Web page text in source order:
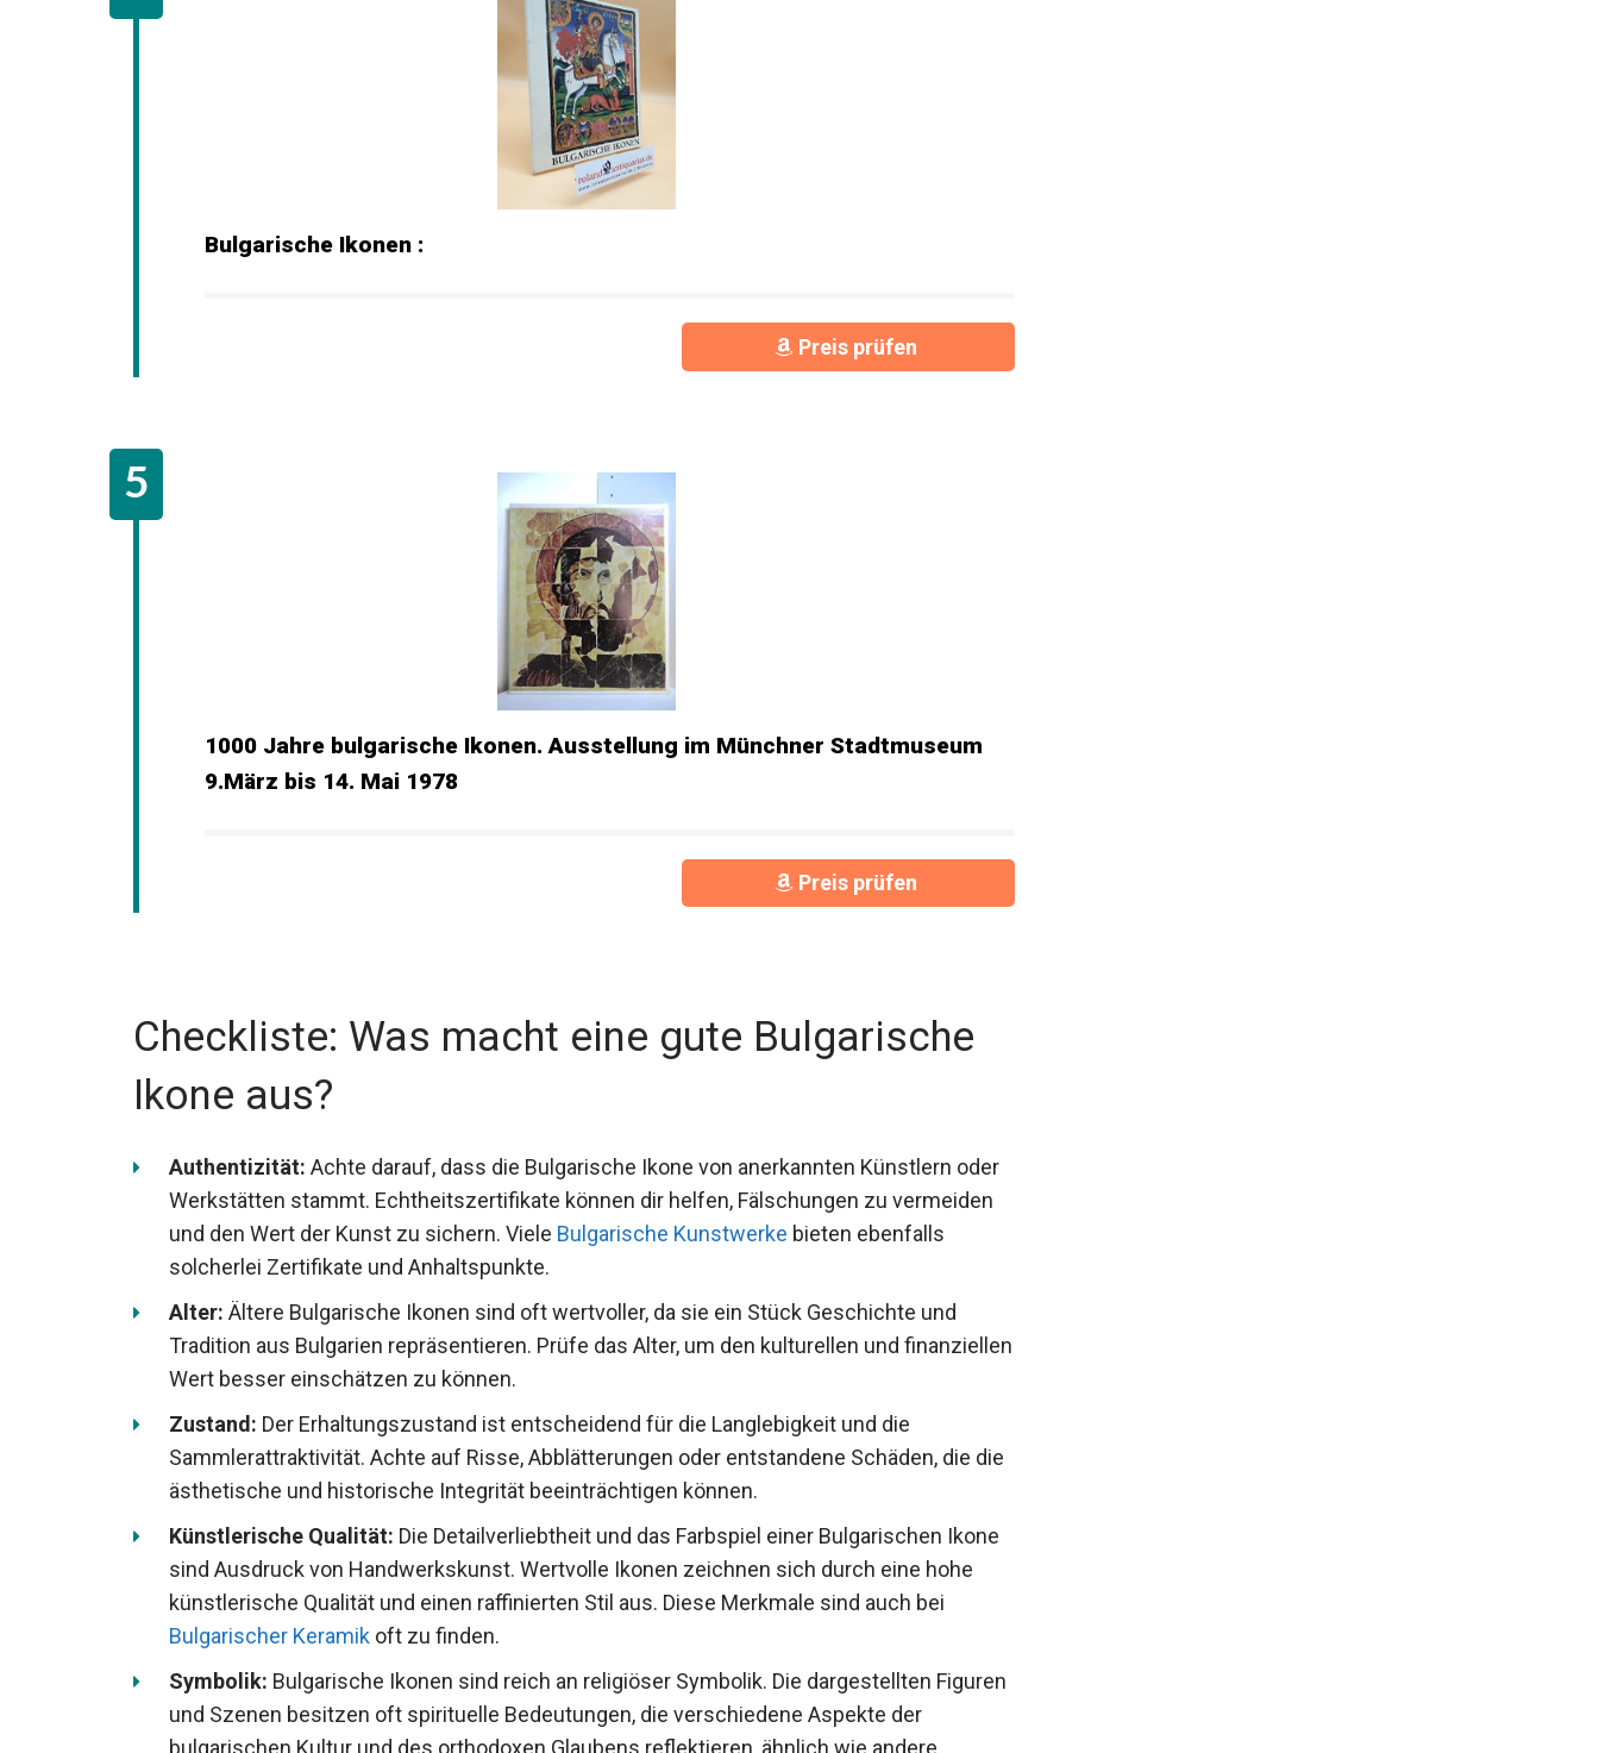
Bulgarische Ikonen :
Preis prüfen
1000 Jahre bulgarische Ikonen. Ausstellung im Münchner Stadtmuseum
9.März bis 14. Mai 1978
Preis prüfen
Checkliste: Was macht eine gute Bulgarische
Ikone aus?
Authentizität: Achte darauf, dass die Bulgarische Ikone von anerkannten Künstlern oder
Werkstätten stammt. Echtheitszertifikate können dir helfen, Fälschungen zu vermeiden
und den Wert der Kunst zu sichern. Viele Bulgarische Kunstwerke bieten ebenfalls
solcherlei Zertifikate und Anhaltspunkte.
Alter: Ältere Bulgarische Ikonen sind oft wertvoller, da sie ein Stück Geschichte und
Tradition aus Bulgarien repräsentieren. Prüfe das Alter, um den kulturellen und finanziellen
Wert besser einschätzen zu können.
Zustand: Der Erhaltungszustand ist entscheidend für die Langlebigkeit und die
Sammlerattraktivität. Achte auf Risse, Abblätterungen oder entstandene Schäden, die die
ästhetische und historische Integrität beeinträchtigen können.
Künstlerische Qualität: Die Detailverliebtheit und das Farbspiel einer Bulgarischen Ikone
sind Ausdruck von Handwerkskunst. Wertvolle Ikonen zeichnen sich durch eine hohe
künstlerische Qualität und einen raffinierten Stil aus. Diese Merkmale sind auch bei
Bulgarischer Keramik oft zu finden.
Symbolik: Bulgarische Ikonen sind reich an religiöser Symbolik. Die dargestellten Figuren
und Szenen besitzen oft spirituelle Bedeutungen, die verschiedene Aspekte der
bulgarischen Kultur und des orthodoxen Glaubens reflektieren, ähnlich wie andere